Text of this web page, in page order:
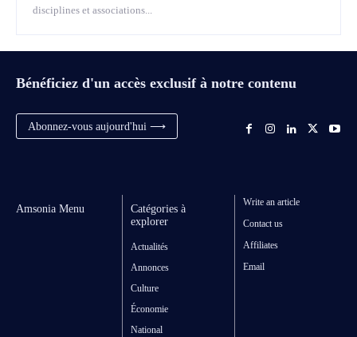
disciplines et associations...
Bénéficiez d'un accès exclusif à notre contenu
Abonnez-vous aujourd'hui ⟶
Amsonia Menu
Catégories à
explorer
Actualités
Annonces
Culture
Économie
National
Write an article
Contact us
Affiliates
Email